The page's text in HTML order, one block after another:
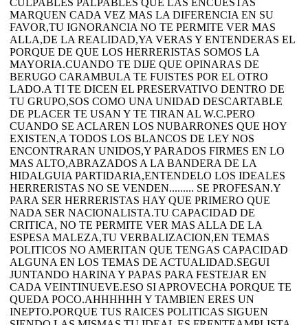
MARQUEN CADA VEZ MAS LA DIFERENCIA EN SU
FAVOR,TU IGNORANCIA NO TE PERMITE VER MAS
ALLA,DE LA REALIDAD,YA VERAS Y ENTENDERAS EL
PORQUE DE QUE LOS HERRERISTAS SOMOS LA
MAYORIA.CUANDO TE DIJE QUE OPINARAS DE
BERUGO CARAMBULA TE FUISTES POR EL OTRO
LADO.A TI TE DICEN EL PRESERVATIVO DENTRO DE
TU GRUPO,SOS COMO UNA UNIDAD DESCARTABLE
DE PLACER TE USAN Y TE TIRAN AL W.C.PERO
CUANDO SE ACLAREN LOS NUBARRONES QUE HOY
EXISTEN,A TODOS LOS BLANCOS DE LEY NOS
ENCONTRARAN UNIDOS,Y PARADOS FIRMES EN LO
MAS ALTO,ABRAZADOS A LA BANDERA DE LA
HIDALGUIA PARTIDARIA,ENTENDELO LOS IDEALES
HERRERISTAS NO SE VENDEN......... SE PROFESAN.Y
PARA SER HERRERISTAS HAY QUE PRIMERO QUE
NADA SER NACIONALISTA.TU CAPACIDAD DE
CRITICA, NO TE PERMITE VER MAS ALLA DE LA
ESPESA MALEZA,TU VERBALIZACION,EN TEMAS
POLITICOS NO AMERITAN QUE TENGAS CAPACIDAD
ALGUNA EN LOS TEMAS DE ACTUALIDAD.SEGUI
JUNTANDO HARINA Y PAPAS PARA FESTEJAR EN
CADA VEINTINUEVE.ESO SI APROVECHA PORQUE TE
QUEDA POCO.AHHHHHH Y TAMBIEN ERES UN
INEPTO.PORQUE TUS RAICES POLITICAS SIGUEN